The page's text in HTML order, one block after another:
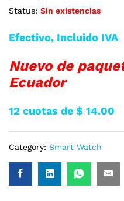
Status: Sin existencias
Efectivo, Incluido IVA
Nuevo de
Ecuador
12 cuotas de $ 14.00
Category: Smart Watch